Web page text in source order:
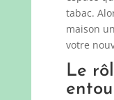
tabac.
maison
votre
Le